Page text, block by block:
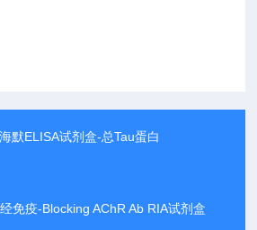
默ELISA试剂盒-总Tau蛋白
免疫-Blocking AChR Ab RIA试剂盒